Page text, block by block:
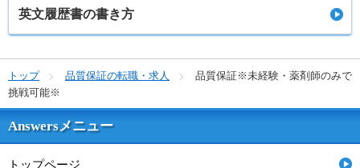
英文履歴書の書き方
トップ 品質保証の転職・求人
品質保証※未経験・薬剤師のみで
挑戦可能※
Answersメニュー
トップページ